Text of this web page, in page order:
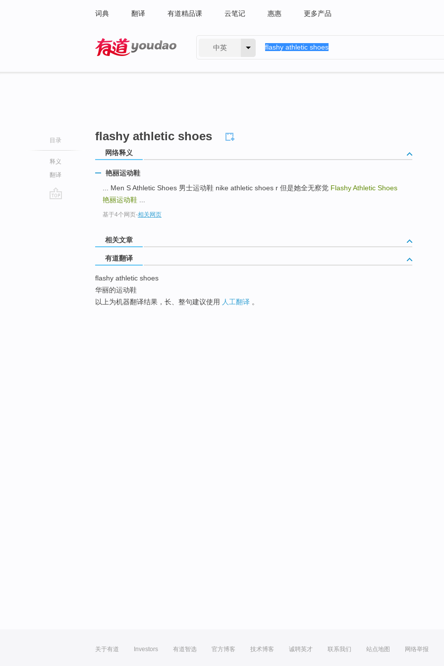
词典 翻译 有道精品课 云笔记 惠惠 更多产品
中英
目录
释义
翻译
flashy athletic shoes
网络释义
艳丽运动鞋
... Men S Athletic Shoes 男士运动鞋 nike athletic shoes r 但是她全无察觉 Flashy Athletic Shoes
艳丽运动鞋
基于4个网页-相关网页
相关文章
有道翻译
flashy athletic shoes
华丽的运动鞋
以上为机器翻译结果，长、整句建议使用 人工翻译 。
关于有道 Investors 有道智选 官方博客 技术博客 诚聘英才 联系我们 站点地图 网络举报